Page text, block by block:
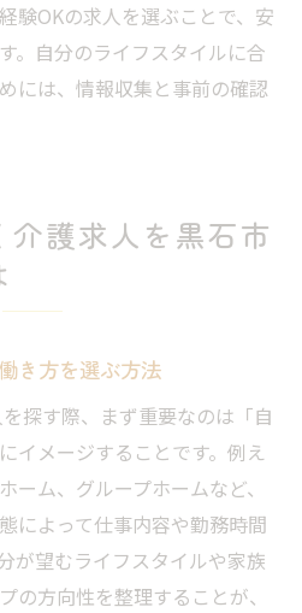
験OKの求人を選ぶことで、安
。自分のライフスタイルに合
には、情報収集と事前の確認
介護求人を黒石市
き方を選ぶ方法
探す際、まず重要なのは「自
イメージすることです。例え
ーム、グループホームなど、
によって仕事内容や勤務時間
が望むライフスタイルや家族
の方向性を整理することが、